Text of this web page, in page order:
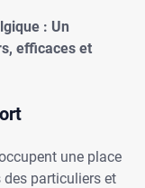
: Un
efficaces et
une place
particuliers et